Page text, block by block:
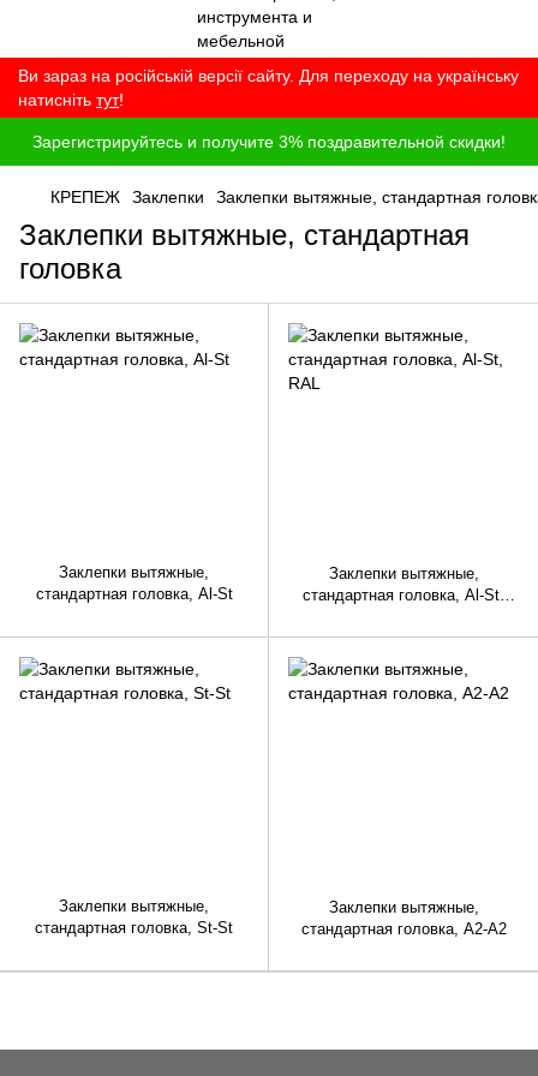
Ви зараз на російській версії сайту. Для переходу на українську
натисніть тут!
Зарегистрируйтесь и получите 3% поздравительной скидки!
КРЕПЕЖ Заклепки Заклепки вытяжные, стандартная
Заклепки вытяжные, стандартная
головка
Заклепки вытяжные,
стандартная головка, Al-St
Заклепки вытяжные,
стандартная головка, Al-St,
Заклепки вытяжные,
стандартная головка, St-St
Заклепки вытяжные,
стандартная головка, A2-A2